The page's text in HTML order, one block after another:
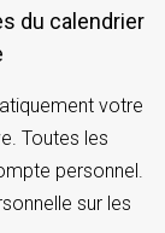
votre
Toutes les
personnel.
sur les